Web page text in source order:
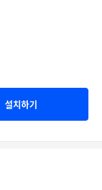
설치하기